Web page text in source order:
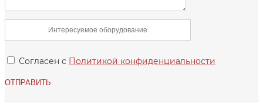
Согласен с Политикой конфиденциальности